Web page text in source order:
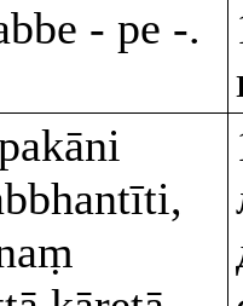
- pe -.